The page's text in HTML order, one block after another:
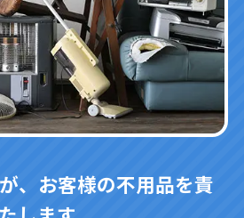
、お客様の不用品を責